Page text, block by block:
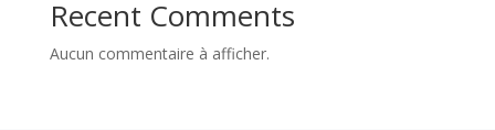
Recent Comments
Aucun commentaire à afficher.